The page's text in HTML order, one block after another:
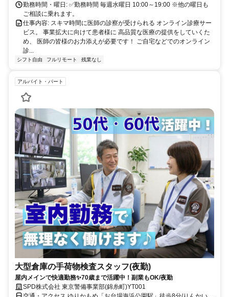
勤務時間・曜日: ✅勤務時間 毎週水曜日 10:00～19:00 ※他の曜日も
ご相談に乗れます。
仕事内容: スキマ時間に医師の診察が受けられる オンライン診療サー
ビス。 事業拡大に向けて患者様に 高品質な医療の提供をしていくた
め、 医師の皆様のお力添えが必要です！ ご自宅などでのオンライン
診...
シフト自由 フルリモート 残業なし
アルバイト・パート
大型倉庫の手荷物検査スタッフ(夜勤)
屋内メインで快適勤務✨70歳まで活躍中！副業もOK/夜勤
SPD株式会社 東京警備事業部(錦糸町)YT001